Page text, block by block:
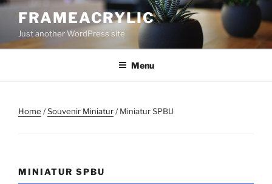
Skip
content
FRAMEACRYLIC
Just another WordPress site
Menu
Home /Souvenir Miniatur/ Miniatur SPBU
MINIATUR SPBU